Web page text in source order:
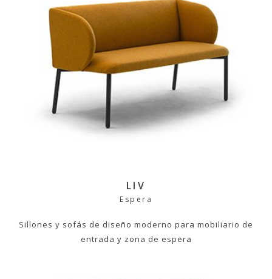
LIV
Espera
Sillones y sofás de diseño moderno para mobiliario de
entrada y zona de espera